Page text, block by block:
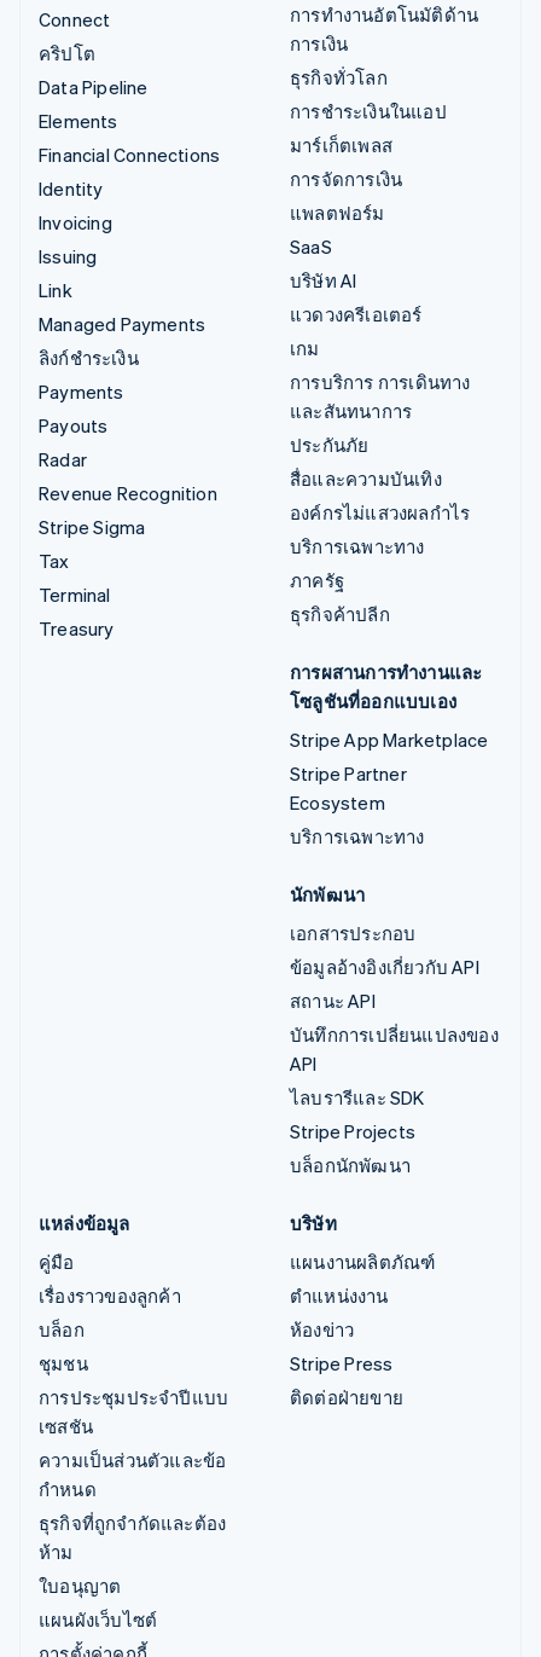
Connect
คริปโต
Data Pipeline
Elements
Financial Connections
Identity
Invoicing
Issuing
Link
Managed Payments
ลิงก์ชำระเงิน
Payments
Payouts
Radar
Revenue Recognition
Stripe Sigma
Tax
Terminal
Treasury
การทำงานอัตโนมัติด้าน
การเงิน
ธุรกิจทั่วโลก
การชำระเงินในแอป
มาร์เก็ตเพลส
การจัดการเงิน
แพลตฟอร์ม
SaaS
บริษัท AI
แวดวงครีเอเตอร์
เกม
การบริการ การเดินทาง
และสันทนาการ
ประกันภัย
สื่อและความบันเทิง
องค์กรไม่แสวงผลกำไร
บริการเฉพาะทาง
ภาครัฐ
ธุรกิจค้าปลีก
การผสานการทำงานและ
โซลูชันที่ออกแบบเอง
Stripe App Marketplace
Stripe Partner
Ecosystem
บริการเฉพาะทาง
นักพัฒนา
เอกสารประกอบ
ข้อมูลอ้างอิงเกี่ยวกับ API
สถานะ API
บันทึกการเปลี่ยนแปลงของ
API
ไลบรารีและ SDK
Stripe Projects
บล็อกนักพัฒนา
แหล่งข้อมูล
คู่มือ
เรื่องราวของลูกค้า
บล็อก
ชุมชน
การประชุมประจำปีแบบ
เซสชัน
ความเป็นส่วนตัวและข้อ
กำหนด
ธุรกิจที่ถูกจำกัดและต้อง
ห้าม
ใบอนุญาต
แผนผังเว็บไซต์
บริษัท
แผนงานผลิตภัณฑ์
ตำแหน่งงาน
ห้องข่าว
Stripe Press
ติดต่อฝ่ายขาย